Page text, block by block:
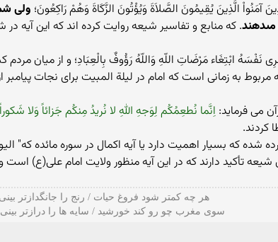
ولى
مى‏دهند. که منابع و تفاسیر شیعه روایت کرده اند که این آیه
نَفْسَهُ ابْتِغَاء مَرْضَاتِ اللّهِ وَاللّهُ رَؤُوفٌ بِالْعِبَادِ؛ و از
به زمانی است که امام در لیلة المبیت برای نجات
می فرماید: اِنَّما نُطعِمُکُم لِوَجهِ اللهِ لا نُریدُ مِنکُم جَزائاً وَلا
کردند.
که بسیار اهمیت دارد یا آیه اکمال در سوره مائده که"
تأکید دارند که در این آیه منظور ولایت امام علی(ع)
هر چه کمتر شود فروغ حیات / رنج را جانگدازتر بینی
سوی مغرب چو رو کند خورشید / سایه ها را درازتر